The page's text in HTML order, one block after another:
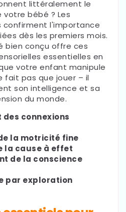
littéralement le
votre bébé ? Les
confirment l'importance
dès les premiers mois.
bien conçu offre ces
essentielles en
votre enfant manipule
fait pas que jouer – il
son intelligence et sa
du monde.
connexions
la motricité fine
la cause à effet
de la conscience
par exploration